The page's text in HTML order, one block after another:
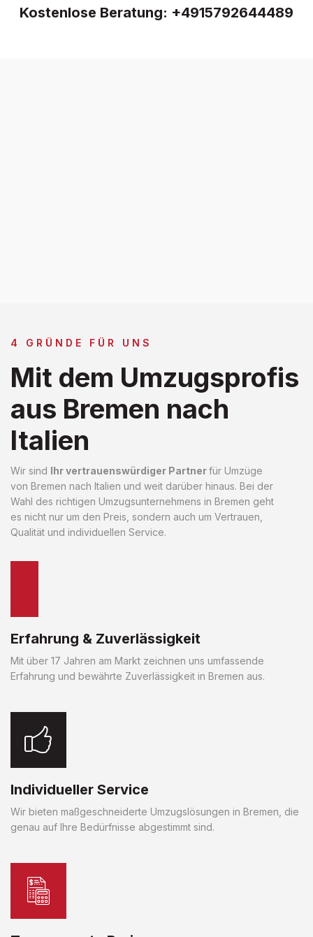
Kostenlose Beratung: +4915792644489
4 GRÜNDE FÜR UNS
Mit dem Umzugsprofis
aus Bremen nach
Italien
Wir sind Ihr vertrauenswürdiger Partnerfür Umzüge
von Bremen nach Italien und weit darüber hinaus. Bei der
Wahl des richtigen Umzugsunternehmens in Bremen geht
es nicht nur um den Preis, sondern auch um Vertrauen,
Qualität und individuellen Service.
Erfahrung & Zuverlässigkeit
Mit über 17 Jahren am Markt zeichnen uns umfassende
Erfahrung und bewährte Zuverlässigkeit in Bremen aus.
Individueller Service
Wir bieten maßgeschneiderte Umzugslösungen in Bremen, die
genau auf Ihre Bedürfnisse abgestimmt sind.